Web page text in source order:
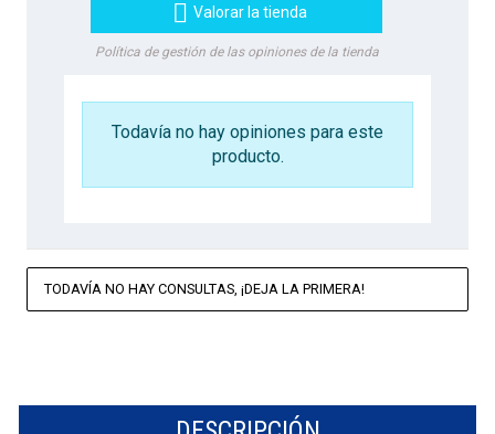
 Valorar la tienda
Política de gestión de las opiniones de la tienda
Todavía no hay opiniones para este
producto.
TODAVÍA NO HAY CONSULTAS, ¡DEJA LA PRIMERA!